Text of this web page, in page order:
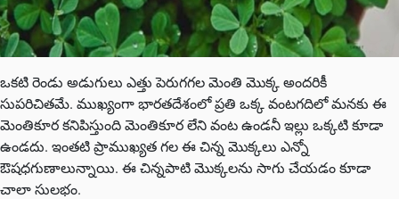
ఒకటి రెండు అడుగులు ఎత్తు పెరుగగల మెంతి మొక్క అందరికీ
సుపరిచితమే. ముఖ్యంగా భారతదేశంలో ప్రతి ఒక్క వంటగదిలో మనకు ఈ
మెంతికూర కనిపిస్తుంది మెంతికూర లేని వంట ఉండనీ ఇల్లు ఒక్కటి కూడా
ఉండదు. ఇంతటి ప్రాముఖ్యత గల ఈ చిన్న మొక్కలు ఎన్నో
ఔషధగుణాలున్నాయి. ఈ చిన్నపాటి మొక్కలను సాగు చేయడం కూడా
చాలా సులభం.